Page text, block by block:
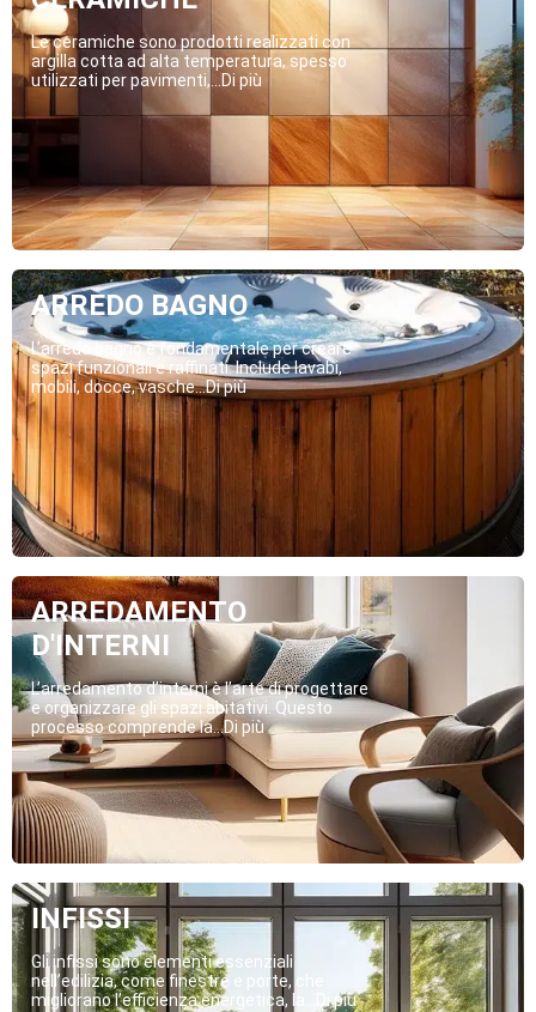
Le ceramiche sono prodotti realizzati con
argilla cotta ad alta temperatura, spesso
utilizzati per pavimenti,...Di più
ARREDO BAGNO
L’arredo bagno è fondamentale per creare
spazi funzionali e raffinati. Include lavabi,
mobili, docce, vasche...Di più
ARREDAMENTO
D'INTERNI
L’arredamento d’interni è l’arte di progettare
e organizzare gli spazi abitativi. Questo
processo comprende la...Di più
INFISSI
Gli infissi sono elementi essenziali
nell’edilizia, come finestre e porte, che
migliorano l’efficienza energetica, la...Di più